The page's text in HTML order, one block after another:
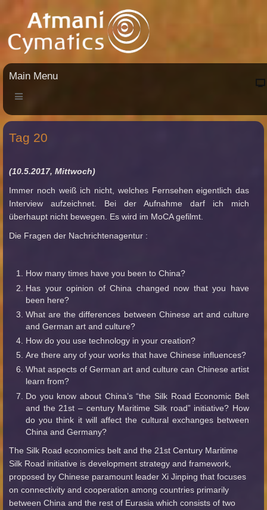
Main Menu
Tag 20
(10.5.2017, Mittwoch)
Immer noch weiß ich nicht, welches Fernsehen eigentlich das
Interview aufzeichnet. Bei der Aufnahme darf ich mich
überhaupt nicht bewegen. Es wird im MoCA gefilmt.
Die Fragen der Nachrichtenagentur :
How many times have you been to China?
Has your opinion of China changed now that you have
been here?
What are the differences between Chinese art and culture
and German art and culture?
How do you use technology in your creation?
Are there any of your works that have Chinese influences?
What aspects of German art and culture can Chinese artist
learn from?
Do you know about China’s “the Silk Road Economic Belt
and the 21st– century Maritime Silk road” initiative? How
do you think it will affect the cultural exchanges between
China and Germany?
The Silk Road economics belt and the 21st Century Maritime
Silk Road initiative is development strategy and framework,
proposed by Chinese paramount leader Xi Jinping that focuses
on connectivity and cooperation among countries primarily
between China and the rest of Eurasia which consists of two